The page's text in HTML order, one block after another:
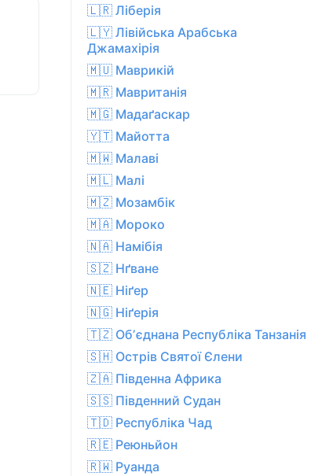
🇱🇷 Ліберія
🇱🇾 Лівійська Арабська
Джамахірія
🇲🇺 Маврикій
🇲🇷 Мавританія
🇲🇬 Мадаґаскар
🇾🇹 Майотта
🇲🇼 Малаві
🇲🇱 Малі
🇲🇿 Мозамбік
🇲🇦 Мороко
🇳🇦 Намібія
🇸🇿 Нґване
🇳🇪 Ніґер
🇳🇬 Ніґерія
🇹🇿 Обʼєднана Республіка Танзанія
🇸🇭 Острів Святої Єлени
🇿🇦 Південна Африка
🇸🇸 Південний Судан
🇹🇩 Республіка Чад
🇷🇪 Реюньйон
🇷🇼 Руанда